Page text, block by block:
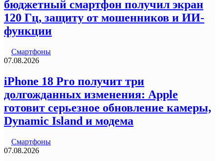
бюджетный смартфон получил экран
120 Гц, защиту от мошенников и ИИ-
функции
Смартфоны
07.08.2026
iPhone 18 Pro получит три
долгожданных изменения: Apple
готовит серьезное обновление камеры,
Dynamic Island и модема
Смартфоны
07.08.2026